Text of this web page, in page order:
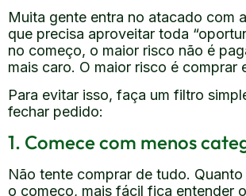
Muita gente entra no atacado com
que precisa aproveitar toda
no começo, o maior risco não é
mais caro. O maior risco é comprar
Para evitar isso, faça um filtro
fechar pedido:
1. Comece com menos
Não tente comprar de tudo.
o começo, mais fácil fica entender